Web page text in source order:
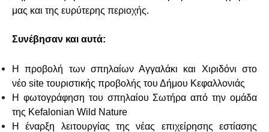
μας και της ευρύτερης περιοχής.
Συνέβησαν και αυτά:
Η προβολή των σπηλαίων Αγγαλάκι και Χιριδόνι στο
νέο site τουριστικής προβολής του Δήμου Κεφαλλονιάς
Η φωτογράφηση του σπηλαίου Σωτήρα από την ομάδα
της Kefalonian Wild Nature
Η έναρξη λειτουργίας της νέας επιχείρησης εστίασης